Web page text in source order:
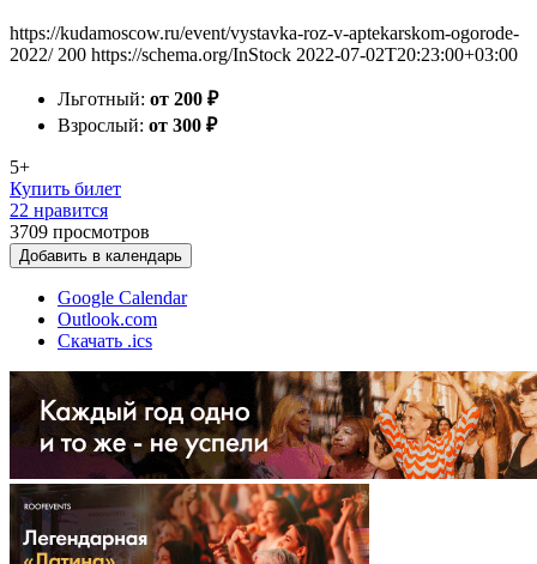
https://kudamoscow.ru/event/vystavka-roz-v-aptekarskom-ogorode-
2022/ 200 https://schema.org/InStock 2022-07-02T20:23:00+03:00
Льготный: от 200 ₽
Взрослый: от 300 ₽
5+
Купить билет
22 нравится
3709 просмотров
Добавить в календарь
Google Calendar
Outlook.com
Скачать .ics